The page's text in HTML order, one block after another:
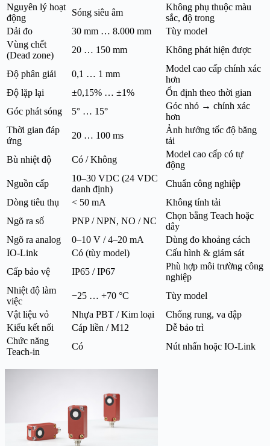
Nguyên lý hoạt
động
Sóng siêu âm
Không phụ thuộc màu
sắc, độ trong
Dải đo
30 mm … 8.000 mm
Tùy model
Vùng chết
(Dead zone)
20 … 150 mm Không phát hiện được
Độ phân giải 0,1 … 1 mm
Model cao cấp chính xác
hơn
Độ lặp lại
±0,15% … ±1%
Ổn định theo thời gian
Góc phát sóng
5° … 15°
Góc nhỏ → chính xác
hơn
Thời gian đáp
ứng
20 … 100 ms
Ảnh hưởng tốc độ băng
tải
Bù nhiệt độ
Có / Không
Model cao cấp có tự
động
Nguồn cấp
10–30 VDC (24 VDC
danh định)
Chuẩn công nghiệp
Dòng tiêu thụ
< 50 mA
Không tính tải
Ngõ ra số
PNP / NPN, NO / NC
Chọn bằng Teach hoặc
dây
Ngõ ra analog
0–10 V / 4–20 mA
Dùng đo khoảng cách
IO-Link
Có (tùy model)
Cấu hình & giám sát
Cấp bảo vệ
IP65 / IP67
Phù hợp môi trường công
nghiệp
Nhiệt độ làm
việc
−25 … +70 °C
Tùy model
Vật liệu vỏ
Nhựa PBT / Kim loại
Chống rung, va đập
Kiểu kết nối
Cáp liền / M12
Dễ bảo trì
Chức năng
Teach-in
Có Nút nhấn hoặc IO-Link